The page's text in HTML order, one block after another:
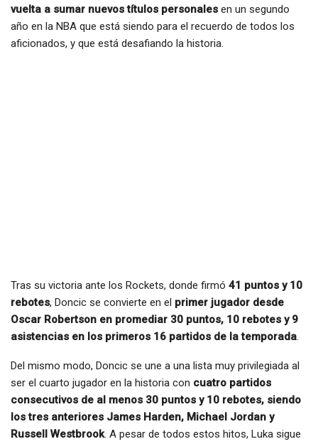
vuelta a sumar nuevos títulos personales en un segundo
año en la NBA que está siendo para el recuerdo de todos los
aficionados, y que está desafiando la historia.
Tras su victoria ante los Rockets, donde firmó 41 puntos y 10
rebotes, Doncic se convierte en el primer jugador desde
Oscar Robertson en promediar 30 puntos, 10 rebotes y 9
asistencias en los primeros 16 partidos de la temporada.
Del mismo modo, Doncic se une a una lista muy privilegiada al
ser el cuarto jugador en la historia con cuatro partidos
consecutivos de al menos 30 puntos y 10 rebotes, siendo
los tres anteriores James Harden, Michael Jordan y
Russell Westbrook. A pesar de todos estos hitos, Luka sigue